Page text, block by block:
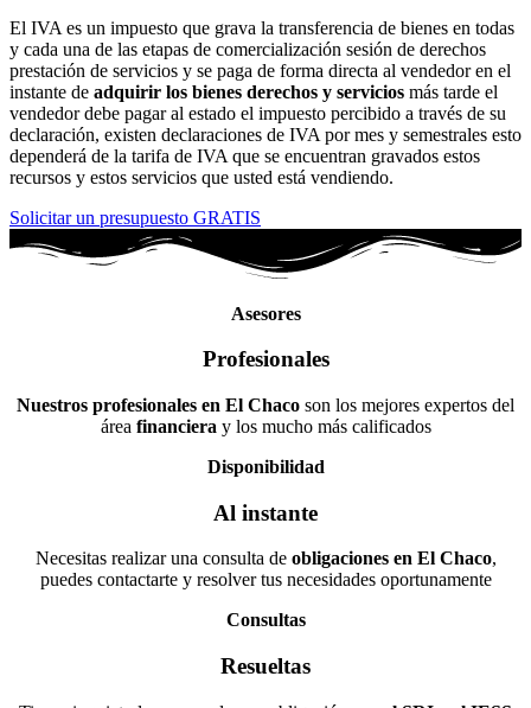
El IVA es un impuesto que grava la transferencia de bienes en todas
y cada una de las etapas de comercialización sesión de derechos
prestación de servicios y se paga de forma directa al vendedor en el
instante de adquirir los bienes derechos y servicios más tarde el
vendedor debe pagar al estado el impuesto percibido a través de su
declaración, existen declaraciones de IVA por mes y semestrales esto
dependerá de la tarifa de IVA que se encuentran gravados estos
recursos y estos servicios que usted está vendiendo.
Solicitar un presupuesto GRATIS
Asesores
Profesionales
Nuestros profesionales en El Chaco son los mejores expertos del
área financiera y los mucho más calificados
Disponibilidad
Al instante
Necesitas realizar una consulta de obligaciones en El Chaco,
puedes contactarte y resolver tus necesidades oportunamente
Consultas
Resueltas